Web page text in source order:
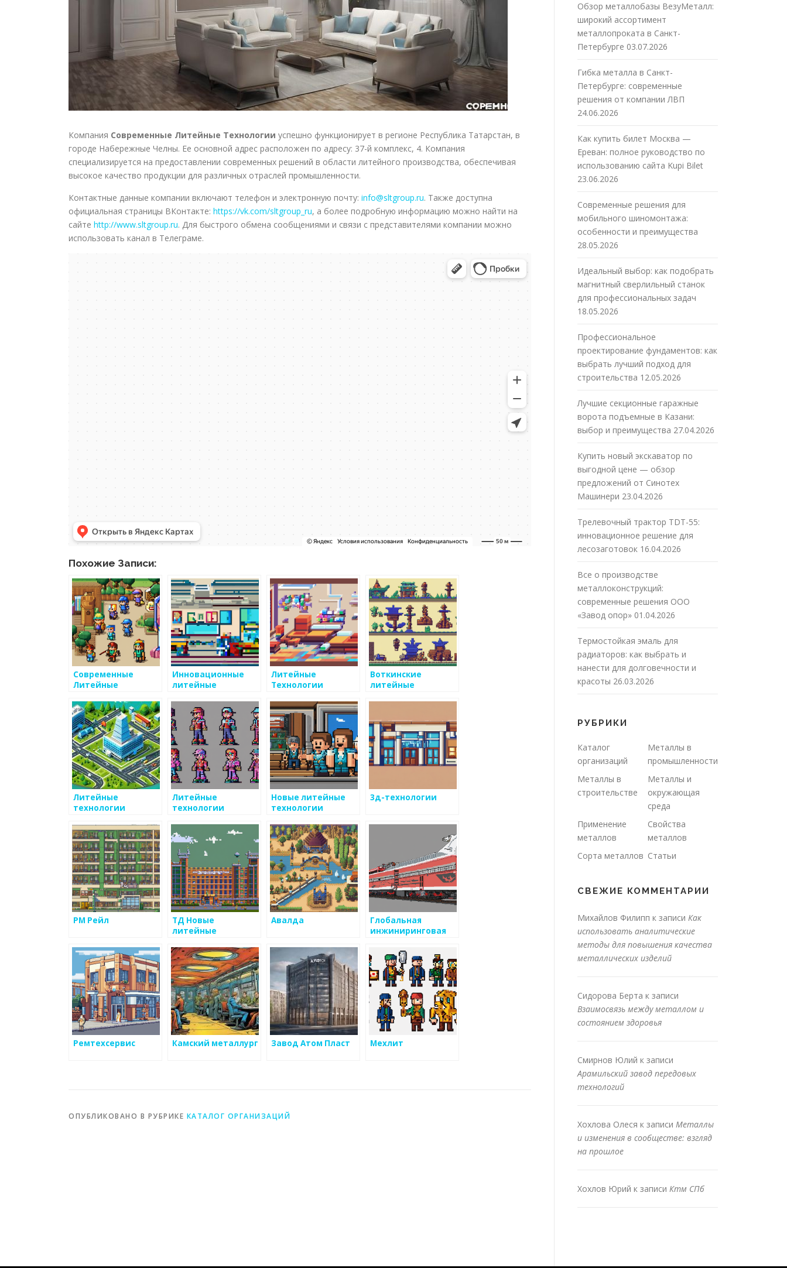
Компания Современные Литейные Технологии успешно функционирует в регионе Республика Татарстан, в
городе Набережные Челны. Ее основной адрес расположен по адресу: 37-й комплекс, 4. Компания
специализируется на предоставлении современных решений в области литейного производства, обеспечивая
высокое качество продукции для различных отраслей промышленности.
Контактные данные компании включают телефон и электронную почту: info@sltgroup.ru. Также доступна
официальная страницы ВКонтакте: https://vk.com/sltgroup_ru, а более подробную информацию можно найти на
сайте http://www.sltgroup.ru. Для быстрого обмена сообщениями и связи с представителями компании можно
использовать канал в Телеграме.
Похожие Записи:
Современные
Литейные
Инновационные
литейные
Литейные
Технологии
Воткинские
литейные
Литейные
технологии
Литейные
технологии
Новые литейные
технологии
3д-технологии
РМ Рейл
ТД Новые
литейные
Авалда
Глобальная
инжиниринговая
Ремтехсервис Камский металлург Завод Атом Пласт Мехлит
ОПУБЛИКОВАНО В РУБРИКЕ КАТАЛОГ ОРГАНИЗАЦИЙ
Обзор металлобазы ВезуМеталл:
широкий ассортимент
металлопроката в Санкт-
Петербурге 03.07.2026
Гибка металла в Санкт-
Петербурге: современные
решения от компании ЛВП
24.06.2026
Как купить билет Москва —
Ереван: полное руководство по
использованию сайта Kupi Bilet
23.06.2026
Современные решения для
мобильного шиномонтажа:
особенности и преимущества
28.05.2026
Идеальный выбор: как подобрать
магнитный сверлильный станок
для профессиональных задач
18.05.2026
Профессиональное
проектирование фундаментов: как
выбрать лучший подход для
строительства 12.05.2026
Лучшие секционные гаражные
ворота подъемные в Казани:
выбор и преимущества 27.04.2026
Купить новый экскаватор по
выгодной цене — обзор
предложений от Синотех
Машинери 23.04.2026
Трелевочный трактор TDT-55:
инновационное решение для
лесозаготовок 16.04.2026
Все о производстве
металлоконструкций:
современные решения ООО
«Завод опор» 01.04.2026
Термостойкая эмаль для
радиаторов: как выбрать и
нанести для долговечности и
красоты 26.03.2026
РУБРИКИ
Каталог
организаций
Металлы в
промышленности
Металлы в
строительстве
Металлы и
окружающая
среда
Применение
металлов
Свойства
металлов
Сорта металлов Статьи
СВЕЖИЕ КОММЕНТАРИИ
Михайлов Филипп к записи Как
использовать аналитические
методы для повышения качества
металлических изделий
Сидорова Берта к записи
Взаимосвязь между металлом и
состоянием здоровья
Смирнов Юлий к записи
Арамильский завод передовых
технологий
Хохлова Олеся к записи Металлы
и изменения в сообществе: взгляд
на прошлое
Хохлов Юрий к записи Ктм СПб